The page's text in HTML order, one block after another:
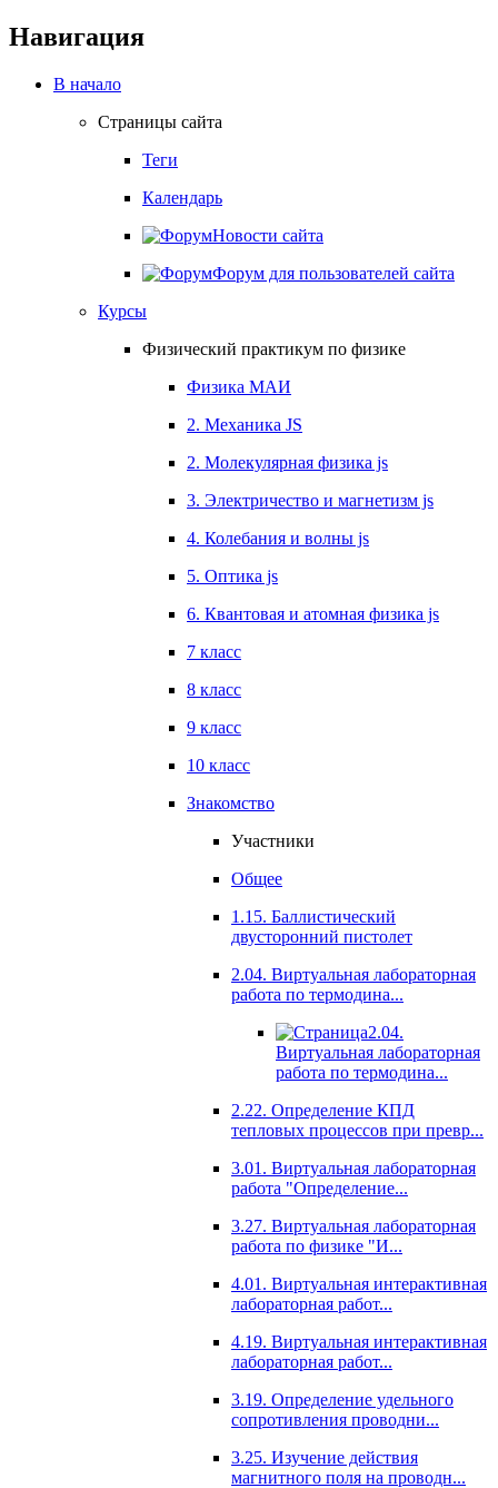
Навигация
В начало
Страницы сайта
Теги
Календарь
Новости сайта
Форум для пользователей сайта
Курсы
Физический практикум по физике
Физика МАИ
2. Механика JS
2. Молекулярная физика js
3. Электричество и магнетизм js
4. Колебания и волны js
5. Оптика js
6. Квантовая и атомная физика js
7 класс
8 класс
9 класс
10 класс
Знакомство
Участники
Общее
1.15. Баллистический
двусторонний пистолет
2.04. Виртуальная лабораторная
работа по термодина...
2.04.
Виртуальная лабораторная
работа по термодина...
2.22. Определение КПД
тепловых процессов при превр...
3.01. Виртуальная лабораторная
работа "Определение...
3.27. Виртуальная лабораторная
работа по физике "И...
4.01. Виртуальная интерактивная
лабораторная работ...
4.19. Виртуальная интерактивная
лабораторная работ...
3.19. Определение удельного
сопротивления проводни...
3.25. Изучение действия
магнитного поля на проводн...